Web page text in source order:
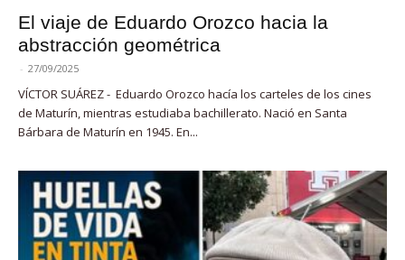
El viaje de Eduardo Orozco hacia la
abstracción geométrica
- 27/09/2025
VÍCTOR SUÁREZ - Eduardo Orozco hacía los carteles de los cines
de Maturín, mientras estudiaba bachillerato. Nació en Santa
Bárbara de Maturín en 1945. En...